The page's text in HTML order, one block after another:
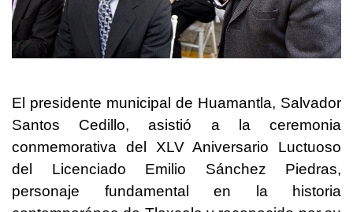
El presidente municipal de Huamantla, Salvador
Santos Cedillo, asistió a la ceremonia
conmemorativa del XLV Aniversario Luctuoso
del Licenciado Emilio Sánchez Piedras,
personaje fundamental en la historia